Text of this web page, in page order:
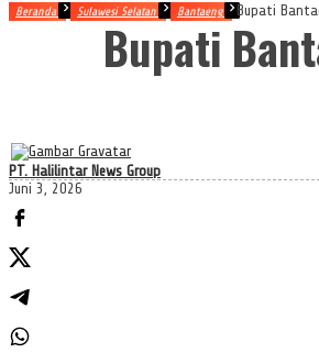
Beranda Sulawesi Selatan Bantaeng Bupati
Bupati
PT. Halilintar News Group
Juni 3, 2026